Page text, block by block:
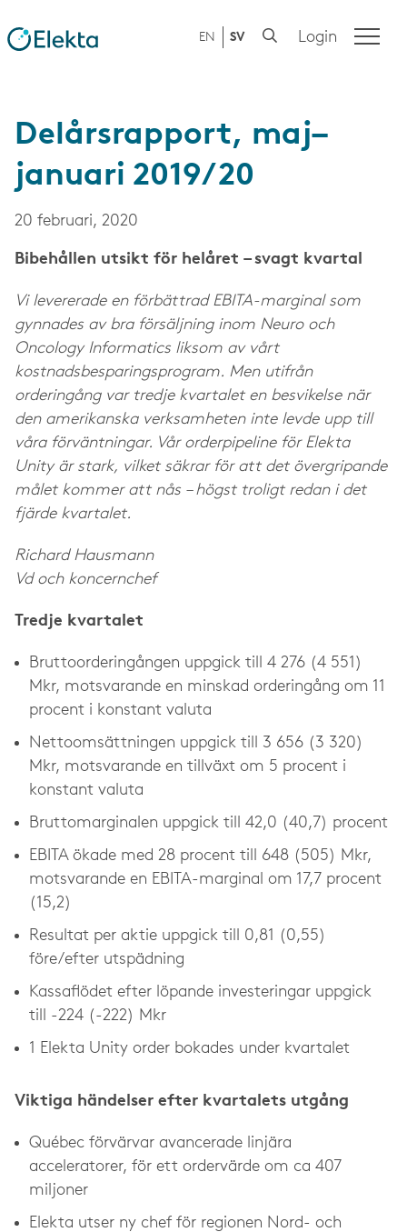
EN SV Login
Delårsrapport, maj–
januari 2019/20
20 februari, 2020
Bibehållen utsikt för helåret – svagt kvartal
Vi levererade en förbättrad EBITA-marginal som
gynnades av bra försäljning inom Neuro och
Oncology Informatics liksom av vårt
kostnadsbesparingsprogram. Men utifrån
orderingång var tredje kvartalet en besvikelse när
den amerikanska verksamheten inte levde upp till
våra förväntningar. Vår orderpipeline för Elekta
Unity är stark, vilket säkrar för att det övergripande
målet kommer att nås – högst troligt redan i det
fjärde kvartalet.
Richard Hausmann
Vd och koncernchef
Tredje kvartalet
Bruttoorderingången uppgick till 4 276 (4 551)
Mkr, motsvarande en minskad orderingång om 11
procent i konstant valuta
Nettoomsättningen uppgick till 3 656 (3 320)
Mkr, motsvarande en tillväxt om 5 procent i
konstant valuta
Bruttomarginalen uppgick till 42,0 (40,7) procent
EBITA ökade med 28 procent till 648 (505) Mkr,
motsvarande en EBITA-marginal om 17,7 procent
(15,2)
Resultat per aktie uppgick till 0,81 (0,55)
före/efter utspädning
Kassaflödet efter löpande investeringar uppgick
till -224 (-222) Mkr
1 Elekta Unity order bokades under kvartalet
Viktiga händelser efter kvartalets utgång
Québec förvärvar avancerade linjära
acceleratorer, för ett ordervärde om ca 407
miljoner
Elekta utser ny chef för regionen Nord- och